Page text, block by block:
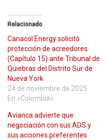
Relacionado
Canacol Energy solicitó
protección de acreedores
(Capítulo 15) ante Tribunal de
Quiebras del Distrito Sur de
Nueva York
24 de noviembre de 2025
En «Colombia»
Avianca advierte que
negociación con sus ADS y
sus acciones preferentes